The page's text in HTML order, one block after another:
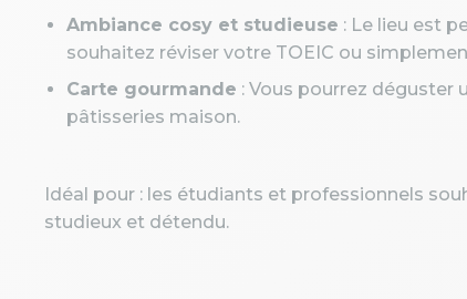
Ambiance cosy et studieuse : Le lieu est
souhaitez réviser votre TOEIC ou
Carte gourmande : Vous pourrez déguster
pâtisseries maison.
Idéal pour : les étudiants et professionnels
studieux et détendu.